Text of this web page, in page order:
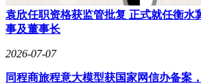
袁欣任职资格获监管批复 正式就任衡水
事及董事长
2026-07-07
同程商旅程意大模型获国家网信办备案